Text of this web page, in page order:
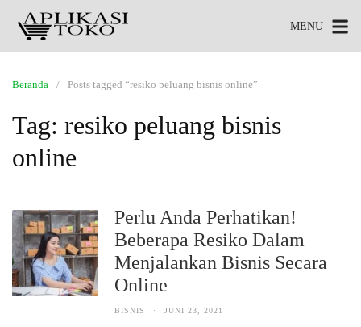
MENU
Beranda Posts tagged “resiko peluang bisnis online”
Tag: resiko peluang bisnis
online
Perlu Anda Perhatikan!
Beberapa Resiko Dalam
Menjalankan Bisnis Secara
Online
BISNIS · JUNI 23, 2021